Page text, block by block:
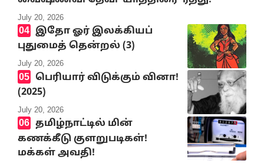
July 20, 2026
இதோ ஓர் இலக்கியப்
புதுமைத் தென்றல் (3)
July 20, 2026
பெரியார் விடுக்கும் வினா!
(2025)
July 20, 2026
தமிழ்நாட்டில் மின்
கணக்கீடு குளறுபடிகள்!
மக்கள் அவதி!